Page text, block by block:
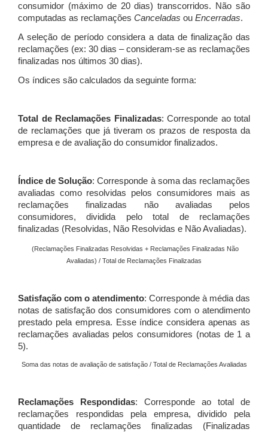
consumidor (máximo de 20 dias) transcorridos. Não são
computadas as reclamações Canceladas ou Encerradas.
A seleção de período considera a data de finalização das
reclamações (ex: 30 dias – consideram-se as reclamações
finalizadas nos últimos 30 dias).
Os índices são calculados da seguinte forma:
Total de Reclamações Finalizadas: Corresponde ao total
de reclamações que já tiveram os prazos de resposta da
empresa e de avaliação do consumidor finalizados.
Índice de Solução: Corresponde à soma das reclamações
avaliadas como resolvidas pelos consumidores mais as
reclamações finalizadas não avaliadas pelos
consumidores, dividida pelo total de reclamações
finalizadas (Resolvidas, Não Resolvidas e Não Avaliadas).
(Reclamações Finalizadas Resolvidas + Reclamações Finalizadas Não
Avaliadas) / Total de Reclamações Finalizadas
Satisfação com o atendimento: Corresponde à média das
notas de satisfação dos consumidores com o atendimento
prestado pela empresa. Esse índice considera apenas as
reclamações avaliadas pelos consumidores (notas de 1 a
5).
Soma das notas de avaliação de satisfação / Total de Reclamações Avaliadas
Reclamações Respondidas: Corresponde ao total de
reclamações respondidas pela empresa, dividido pela
quantidade de reclamações finalizadas (Finalizadas